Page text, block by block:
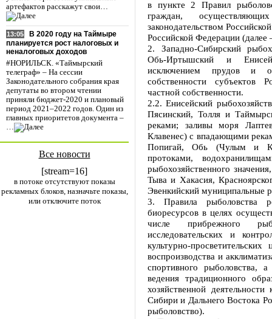
артефактов расскажут свои…
13:05
В 2020 году на Таймыре
планируется рост налоговых и
неналоговых доходов
#НОРИЛЬСК. «Таймырский
телеграф» – На сессии
Законодательного собрания края
депутаты во втором чтении
приняли бюджет-2020 и плановый
период 2021–2022 годов. Один из
главных приоритетов документа –
…
Все новости
[stream=16]
в потоке отсутствуют показы
рекламных блоков, назначьте показы,
или отключите поток
в пункте 2 Правил
граждан,
законодательством
Российской Федерации (далее
2. Западно-Сибирский
Обь-Иртышский и
исключением прудов и
собственности субъектов
частной собственности.
2.2. Енисейский
Пясинский, Толля и
реками; заливы моря
Клавенес) с впадающими
Попигай, Обь (Чулым и
протоками,
рыбохозяйственного
Тыва и Хакасия,
Эвенкийский муниципальные
3. Правила рыболовства
биоресурсов в целях
числе прибрежного
исследовательских и
культурно-
воспроизводства и
спортивного рыболовства,
ведения традиционного
хозяйственной
Сибири и Дальнего Востока
рыболовство).